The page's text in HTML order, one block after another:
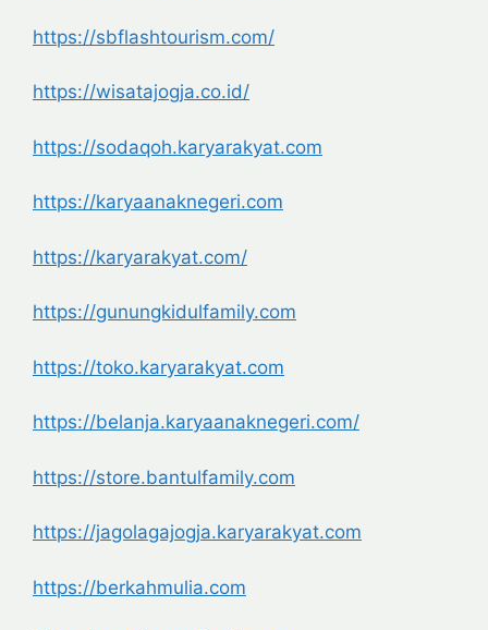
https://sbflashtourism.com/
https://wisatajogja.co.id/
https://sodaqoh.karyarakyat.com
https://karyaanaknegeri.com
https://karyarakyat.com/
https://gunungkidulfamily.com
https://toko.karyarakyat.com
https://belanja.karyaanaknegeri.com/
https://store.bantulfamily.com
https://jagolagajogja.karyarakyat.com
https://berkahmulia.com